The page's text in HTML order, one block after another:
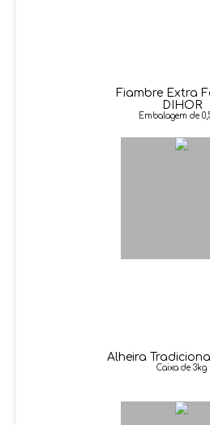
Fiambre Extra
DIHOR
Embalagem de
Alheira
Caixa de 3kg